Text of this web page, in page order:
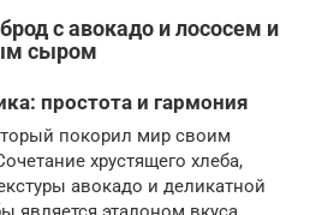
с авокадо и лососем и
сыром
простота и гармония
покорил мир своим
хрустящего хлеба,
авокадо и деликатной